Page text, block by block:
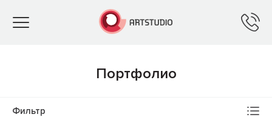
Toggle
Портфолио
Фильтр